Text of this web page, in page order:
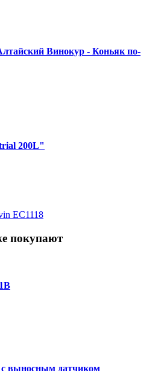
Винокур - Коньяк по-
200L"
EC1118
покупают
выносным датчиком